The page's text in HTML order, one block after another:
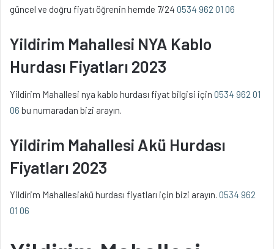
güncel ve doğru fiyatı öğrenin hemde 7/24 0534 962 01 06
Yildirim Mahallesi NYA Kablo
Hurdası Fiyatları 2023
Yildirim Mahallesi nya kablo hurdası fiyat bilgisi için 0534 962 01
06 bu numaradan bizi arayın.
Yildirim Mahallesi Akü Hurdası
Fiyatları 2023
Yildirim Mahallesiakü hurdası fiyatları için bizi arayın. 0534 962
01 06